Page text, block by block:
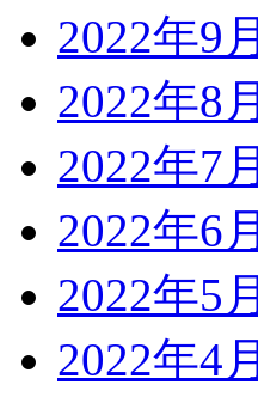
2022年9月
2022年8月
2022年7月
2022年6月
2022年5月
2022年4月